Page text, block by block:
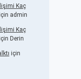
Kaç
admin
Kaç
Derin
için